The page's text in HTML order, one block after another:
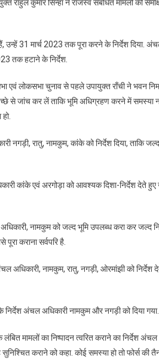
राहुल कुमार सिन्हा ने राजस्व संबंधित मामलों की
31 मार्च 2023 तक पूरा करने के निर्देश दिया.
तक हटाने के निर्देश.
लोकसभा चुनाव से पहले उपायुक्त राँची ने भवन
अच्छे से जांच कर लें ताकि भूमि अधिग्रहण करने में
रातु, नामकुम, कांके को निर्देश दिया, ताकि
कांके एवं अरगोड़ा को आवश्यक दिशा-निर्देश देते
नामकुम को जल्द भूमि उपलब्ध करा कर जल्द
पूरा कराना सर्वपरि है.
नामकुम, रातु, नगड़ी, ओरमांझी को निर्देश
अंचल अधिकारी नामकुम और नगड़ी को दिया गया.
मामलों का निष्पादन त्वरित कराने का निर्देश
कराने को कहा. कोई समस्या हो तो फोर्स की